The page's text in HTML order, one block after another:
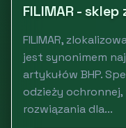
FILIMAR -
FILIMAR,
jest synonimem
artykułów BHP.
odzieży
rozwiązania dla...